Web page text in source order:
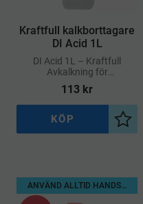
​Kraftfull kalkborttagare
DI Acid 1L
DI Acid 1L – Kraftfull
Avkalkning för
Professionella Behov
113 kr
KÖP
ANVÄND ALLTID HANDSKAR